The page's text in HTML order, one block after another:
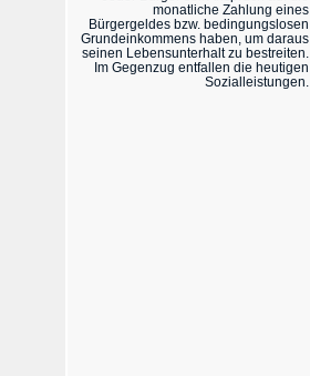
monatliche Zahlung eines
Bürgergeldes bzw. bedingungslosen
Grundeinkommens haben, um daraus
seinen Lebensunterhalt zu bestreiten.
Im Gegenzug entfallen die heutigen
Sozialleistungen.